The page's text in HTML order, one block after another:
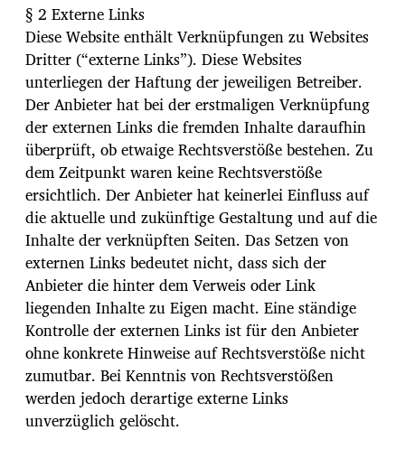
§ 2 Externe Links
Diese Website enthält Verknüpfungen zu Websites
Dritter (“externe Links”). Diese Websites
unterliegen der Haftung der jeweiligen Betreiber.
Der Anbieter hat bei der erstmaligen Verknüpfung
der externen Links die fremden Inhalte daraufhin
überprüft, ob etwaige Rechtsverstöße bestehen. Zu
dem Zeitpunkt waren keine Rechtsverstöße
ersichtlich. Der Anbieter hat keinerlei Einfluss auf
die aktuelle und zukünftige Gestaltung und auf die
Inhalte der verknüpften Seiten. Das Setzen von
externen Links bedeutet nicht, dass sich der
Anbieter die hinter dem Verweis oder Link
liegenden Inhalte zu Eigen macht. Eine ständige
Kontrolle der externen Links ist für den Anbieter
ohne konkrete Hinweise auf Rechtsverstöße nicht
zumutbar. Bei Kenntnis von Rechtsverstößen
werden jedoch derartige externe Links
unverzüglich gelöscht.